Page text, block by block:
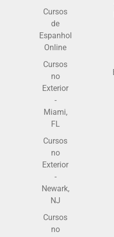
Cursos
de
Espanhol
Online
Cursos
no
Exterior
-
Miami,
FL
Cursos
no
Exterior
-
Newark,
NJ
Cursos
no